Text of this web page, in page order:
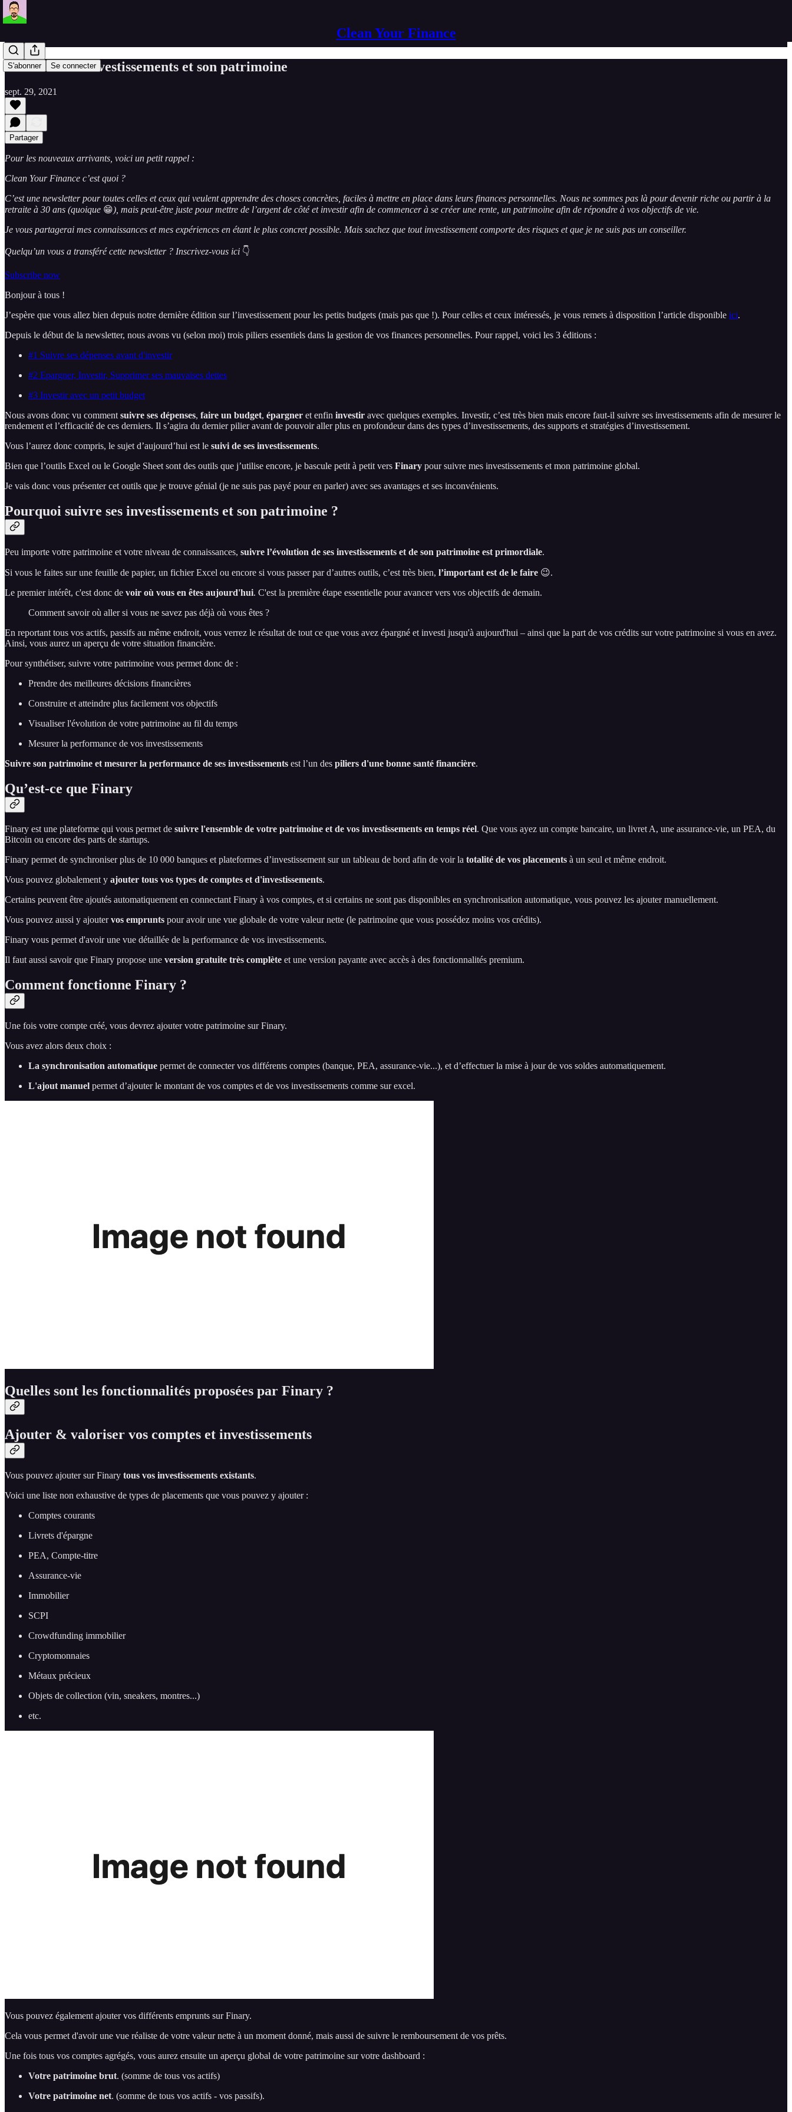
Clean Your Finance
S'abonner Se connecter
#4 Suivre ses investissements et son patrimoine
sept. 29, 2021
Partager
Pour les nouveaux arrivants, voici un petit rappel :
Clean Your Finance c’est quoi ?
C’est une newsletter pour toutes celles et ceux qui veulent apprendre des choses concrètes, faciles à mettre en place dans leurs finances personnelles. Nous ne sommes pas là pour devenir riche ou partir à la
retraite à 30 ans (quoique 😁), mais peut-être juste pour mettre de l’argent de côté et investir afin de commencer à se créer une rente, un patrimoine afin de répondre à vos objectifs de vie.
Je vous partagerai mes connaissances et mes expériences en étant le plus concret possible. Mais sachez que tout investissement comporte des risques et que je ne suis pas un conseiller.
Quelqu’un vous a transféré cette newsletter ? Inscrivez-vous ici 👇
Subscribe now
Bonjour à tous !
J’espère que vous allez bien depuis notre dernière édition sur l’investissement pour les petits budgets (mais pas que !). Pour celles et ceux intéressés, je vous remets à disposition l’article disponible ici.
Depuis le début de la newsletter, nous avons vu (selon moi) trois piliers essentiels dans la gestion de vos finances personnelles. Pour rappel, voici les 3 éditions :
#1 Suivre ses dépenses avant d'investir
#2 Epargner, Investir, Supprimer ses mauvaises dettes
#3 Investir avec un petit budget
Nous avons donc vu comment suivre ses dépenses, faire un budget, épargner et enfin investir avec quelques exemples. Investir, c’est très bien mais encore faut-il suivre ses investissements afin de mesurer le
rendement et l’efficacité de ces derniers. Il s’agira du dernier pilier avant de pouvoir aller plus en profondeur dans des types d’investissements, des supports et stratégies d’investissement.
Vous l’aurez donc compris, le sujet d’aujourd’hui est le suivi de ses investissements.
Bien que l’outils Excel ou le Google Sheet sont des outils que j’utilise encore, je bascule petit à petit vers Finary pour suivre mes investissements et mon patrimoine global.
Je vais donc vous présenter cet outils que je trouve génial (je ne suis pas payé pour en parler) avec ses avantages et ses inconvénients.
Pourquoi suivre ses investissements et son patrimoine ?
Peu importe votre patrimoine et votre niveau de connaissances, suivre l’évolution de ses investissements et de son patrimoine est primordiale.
Si vous le faites sur une feuille de papier, un fichier Excel ou encore si vous passer par d’autres outils, c’est très bien, l’important est de le faire 😉.
Le premier intérêt, c'est donc de voir où vous en êtes aujourd'hui. C'est la première étape essentielle pour avancer vers vos objectifs de demain.
Comment savoir où aller si vous ne savez pas déjà où vous êtes ?
En reportant tous vos actifs, passifs au même endroit, vous verrez le résultat de tout ce que vous avez épargné et investi jusqu'à aujourd'hui – ainsi que la part de vos crédits sur votre patrimoine si vous en avez.
Ainsi, vous aurez un aperçu de votre situation financière.
Pour synthétiser, suivre votre patrimoine vous permet donc de :
Prendre des meilleures décisions financières
Construire et atteindre plus facilement vos objectifs
Visualiser l'évolution de votre patrimoine au fil du temps
Mesurer la performance de vos investissements
Suivre son patrimoine et mesurer la performance de ses investissements est l’un des piliers d'une bonne santé financière.
Qu’est-ce que Finary
Finary est une plateforme qui vous permet de suivre l'ensemble de votre patrimoine et de vos investissements en temps réel. Que vous ayez un compte bancaire, un livret A, une assurance-vie, un PEA, du
Bitcoin ou encore des parts de startups.
Finary permet de synchroniser plus de 10 000 banques et plateformes d’investissement sur un tableau de bord afin de voir la totalité de vos placements à un seul et même endroit.
Vous pouvez globalement y ajouter tous vos types de comptes et d'investissements.
Certains peuvent être ajoutés automatiquement en connectant Finary à vos comptes, et si certains ne sont pas disponibles en synchronisation automatique, vous pouvez les ajouter manuellement.
Vous pouvez aussi y ajoutervos emprunts pour avoir une vue globale de votre valeur nette (le patrimoine que vous possédez moins vos crédits).
Finary vous permet d'avoir une vue détaillée de la performance de vos investissements.
Il faut aussi savoir que Finary propose une version gratuite très complète et une version payante avec accès à des fonctionnalités premium.
Comment fonctionne Finary ?
Une fois votre compte créé, vous devrez ajouter votre patrimoine sur Finary.
Vous avez alors deux choix :
La synchronisation automatique permet de connecter vos différents comptes (banque, PEA, assurance-vie...), et d’effectuer la mise à jour de vos soldes automatiquement.
L'ajout manuel permet d’ajouter le montant de vos comptes et de vos investissements comme sur excel.
Quelles sont les fonctionnalités proposées par Finary ?
Ajouter & valoriser vos comptes et investissements
Vous pouvez ajouter sur Finary tous vos investissements existants.
Voici une liste non exhaustive de types de placements que vous pouvez y ajouter :
Comptes courants
Livrets d'épargne
PEA, Compte-titre
Assurance-vie
Immobilier
SCPI
Crowdfunding immobilier
Cryptomonnaies
Métaux précieux
Objets de collection (vin, sneakers, montres...)
etc.
Vous pouvez également ajouter vos différents emprunts sur Finary.
Cela vous permet d'avoir une vue réaliste de votre valeur nette à un moment donné, mais aussi de suivre le remboursement de vos prêts.
Une fois tous vos comptes agrégés, vous aurez ensuite un aperçu global de votre patrimoine sur votre dashboard :
Votre patrimoine brut. (somme de tous vos actifs)
Votre patrimoine net. (somme de tous vos actifs - vos passifs).